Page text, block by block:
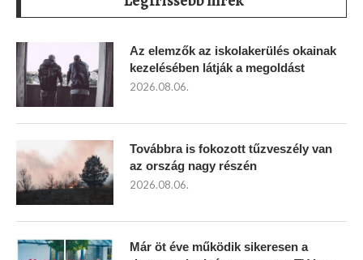
Az elemzők az iskolakerülés okainak
kezelésében látják a megoldást
2026.08.06.
Továbbra is fokozott tűzveszély van
az ország nagy részén
2026.08.06.
Már öt éve működik sikeresen a